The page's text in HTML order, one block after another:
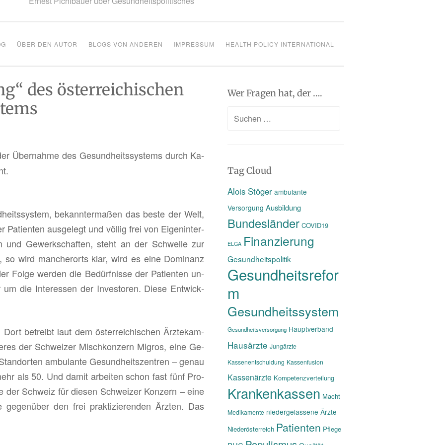
ÜBER DEN AUTOR BLOGS VON ANDEREN IMPRESSUM HEALTH POLICY INTERNATIONAL
des österreichischen
Über­nah­me des Ge­sund­heits­sys­tems durch Ka­
be­kann­ter­ma­ßen das beste der Welt,
Pa­ti­en­ten aus­ge­legt und völ­lig frei von Ei­gen­in­ter­
und Ge­werk­schaf­ten, steht an der Schwel­le zur
so wird man­cher­orts klar, wird es eine Do­mi­nanz
Folge wer­den die Be­dürf­nis­se der Pa­ti­en­ten un­
die In­ter­es­sen der In­ves­to­ren. Diese Ent­wick­
be­treibt laut dem ös­ter­rei­chi­schen Ärz­te­kam­
der Schwei­zer Misch­kon­zern Mi­gros, eine Ge­
am­bu­lan­te Ge­sund­heits­zen­tren – genau
als 50. Und damit ar­bei­ten schon fast fünf Pro­
der Schweiz für die­sen Schwei­zer Kon­zern – eine
ge­gen­über den frei prak­ti­zie­ren­den Ärz­ten. Das
Wer Fragen hat, der ….
Suchen
Tag Cloud
Alois Stöger ambulante
Versorgung Ausbildung
Bundesländer COVID19
ELGA Finanzierung
Gesundheitspolitik
Gesundheitsrefor
m
Gesundheitssystem
Gesundheitsversorgung Hauptverband
Hausärzte Jungärzte
Kassenentschuldung Kassenfusion
Kassenärzte Kompetenzverteilung
Krankenkassen Macht
Medikamente niedergelassene Ärzte
Niederösterreich Patienten Pflege